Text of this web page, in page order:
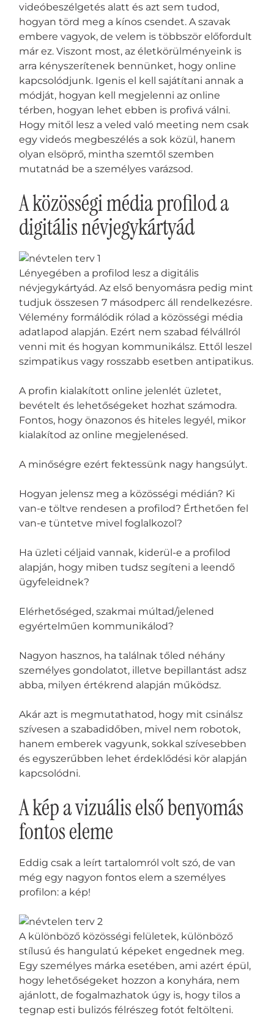
videóbeszélgetés alatt és azt sem tudod,
hogyan törd meg a kínos csendet. A szavak
embere vagyok, de velem is többször előfordult
már ez. Viszont most, az életkörülményeink is
arra kényszerítenek bennünket, hogy online
kapcsolódjunk. Igenis el kell sajátítani annak a
módját, hogyan kell megjelenni az online
térben, hogyan lehet ebben is profivá válni.
Hogy mitől lesz a veled való meeting nem csak
egy videós megbeszélés a sok közül, hanem
olyan elsöprő, mintha szemtől szemben
mutatnád be a személyes varázsod.
A közösségi média profilod a
digitális névjegykártyád
Lényegében a profilod lesz a digitális
névjegykártyád. Az első benyomásra pedig mint
tudjuk összesen 7 másodperc áll rendelkezésre.
Vélemény formálódik rólad a közösségi média
adatlapod alapján. Ezért nem szabad félvállról
venni mit és hogyan kommunikálsz. Ettől leszel
szimpatikus vagy rosszabb esetben antipatikus.
A profin kialakított online jelenlét üzletet,
bevételt és lehetőségeket hozhat számodra.
Fontos, hogy önazonos és hiteles legyél, mikor
kialakítod az online megjelenésed.
A minőségre ezért fektessünk nagy hangsúlyt.
Hogyan jelensz meg a közösségi médián? Ki
van-e töltve rendesen a profilod? Érthetően fel
van-e tüntetve mivel foglalkozol?
Ha üzleti céljaid vannak, kiderül-e a profilod
alapján, hogy miben tudsz segíteni a leendő
ügyfeleidnek?
Elérhetőséged, szakmai múltad/jelened
egyértelműen kommunikálod?
Nagyon hasznos, ha találnak tőled néhány
személyes gondolatot, illetve bepillantást adsz
abba, milyen értékrend alapján működsz.
Akár azt is megmutathatod, hogy mit csinálsz
szívesen a szabadidőben, mivel nem robotok,
hanem emberek vagyunk, sokkal szívesebben
és egyszerűbben lehet érdeklődési kör alapján
kapcsolódni.
A kép a vizuális első benyomás
fontos eleme
Eddig csak a leírt tartalomról volt szó, de van
még egy nagyon fontos elem a személyes
profilon: a kép!
A különböző közösségi felületek, különböző
stílusú és hangulatú képeket engednek meg.
Egy személyes márka esetében, ami azért épül,
hogy lehetőségeket hozzon a konyhára, nem
ajánlott, de fogalmazhatok úgy is, hogy tilos a
tegnap esti bulizós félrészeg fotót feltölteni.